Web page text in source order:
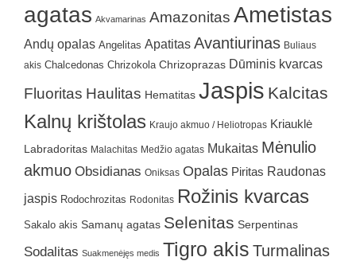
agatas Akvamarinas Amazonitas Ametistas
Andų opalas Angelitas Apatitas Avantiurinas Buliaus
akis Chalcedonas Chrizokola Chrizoprazas Dūminis kvarcas
Fluoritas Haulitas Hematitas Jaspis Kalcitas
Kalnų krištolas Kraujo akmuo / Heliotropas Kriauklė
Labradoritas Malachitas Medžio agatas Mukaitas Mėnulio
akmuo Obsidianas Oniksas Opalas Piritas Raudonas
jaspis Rodochrozitas Rodonitas Rožinis kvarcas
Sakalo akis Samanų agatas Selenitas Serpentinas
Sodalitas Suakmenėjęs medis Tigro akis Turmalinas